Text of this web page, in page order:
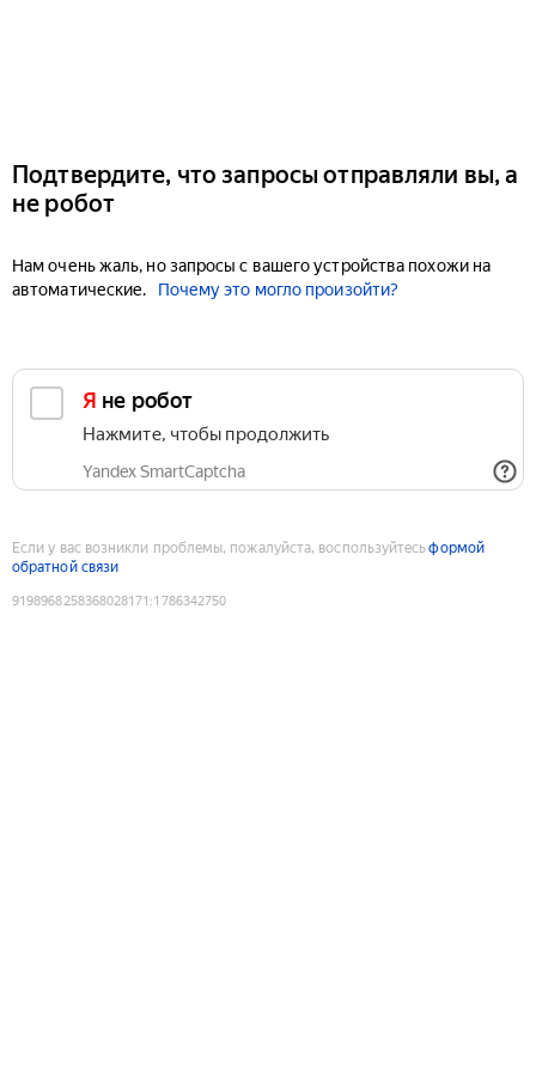
Подтвердите, что запросы отправляли вы, а
не робот
Нам очень жаль, но запросы с вашего устройства похожи на
автоматические.
Почему это могло произойти?
Я не робот
Нажмите, чтобы продолжить
Yandex SmartCaptcha
Если у вас возникли проблемы, пожалуйста, воспользуйтесьформой
обратной связи
9198968258368028171 :1786342750